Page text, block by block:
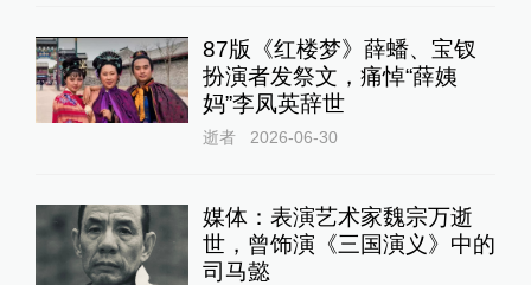
87版《红楼梦》薛蟠、宝钗
扮演者发祭文，痛悼“薛姨
妈”李凤英辞世
逝者 2026-06-30
媒体：表演艺术家魏宗万逝
世，曾饰演《三国演义》中的
司马懿